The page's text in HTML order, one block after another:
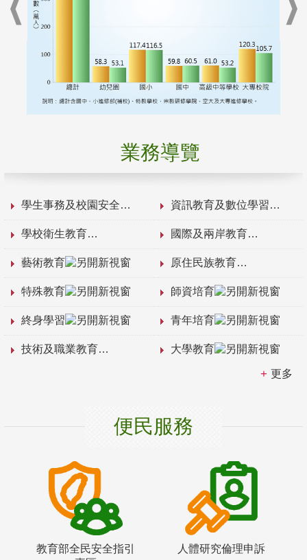
業務導覽
學生事務及校園安全 資訊教育及數位學習
學校衛生教育 國際及兩岸教育
藝術教育 原住民族教育
特殊教育 師資培育
終身學習 青年培育
技術及職業教育 大學教育
更多
便民服務
教育部全民安全指引
人體研究倫理申訴